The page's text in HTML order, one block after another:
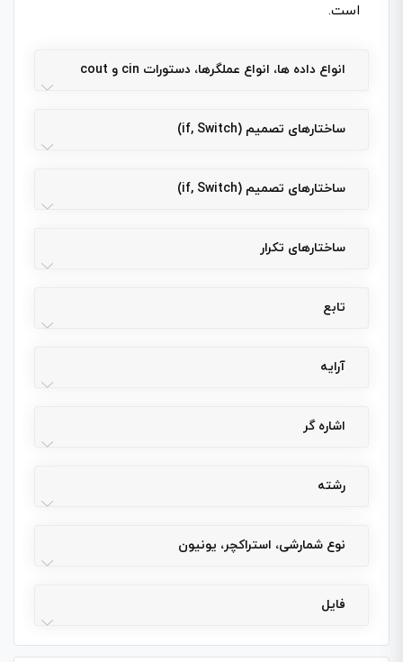
است.
انواع داده ها، انواع عملگرها، دستورات cin و cout
ساختارهای تصمیم (if, Switch)
ساختارهای تصمیم (if, Switch)
ساختارهای تکرار
تابع
آرایه
اشاره گر
رشته
نوع شمارشی، استراکچر، یونیون
فایل